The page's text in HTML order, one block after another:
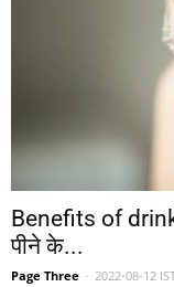
Benefits of
पीने के...
Page Three - 2022-08-12